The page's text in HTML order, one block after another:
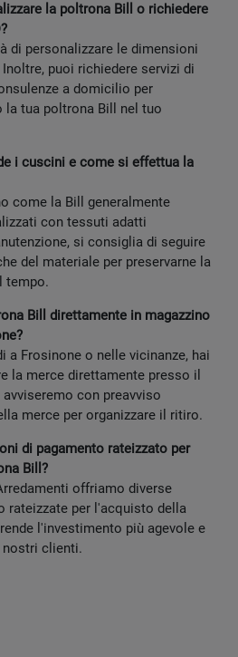
la poltrona Bill o richiedere
di personalizzare le dimensioni
puoi richiedere servizi di
a domicilio per
la tua poltrona Bill nel tuo
i cuscini e come si effettua la
come la Bill generalmente
con tessuti adatti
si consiglia di seguire
del materiale per preservarne la
tempo.
Bill direttamente in magazzino
a Frosinone o nelle vicinanze, hai
la merce direttamente presso il
con preavviso
merce per organizzare il ritiro.
di pagamento rateizzato per
Bill?
offriamo diverse
rateizzate per l'acquisto della
l'investimento più agevole e
clienti.